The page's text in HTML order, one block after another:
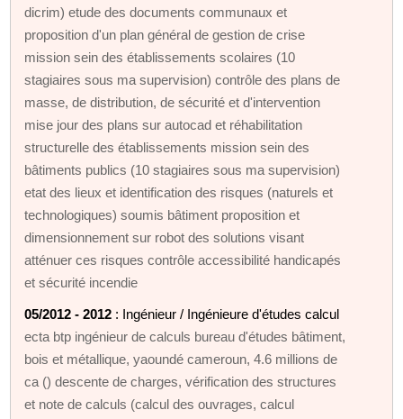
dicrim) etude des documents communaux et
proposition d'un plan général de gestion de crise
mission sein des établissements scolaires (10
stagiaires sous ma supervision) contrôle des plans de
masse, de distribution, de sécurité et d'intervention
mise jour des plans sur autocad et réhabilitation
structurelle des établissements mission sein des
bâtiments publics (10 stagiaires sous ma supervision)
etat des lieux et identification des risques (naturels et
technologiques) soumis bâtiment proposition et
dimensionnement sur robot des solutions visant
atténuer ces risques contrôle accessibilité handicapés
et sécurité incendie
05/2012 - 2012 : Ingénieur / Ingénieure d'études calcul
ecta btp ingénieur de calculs bureau d'études bâtiment,
bois et métallique, yaoundé cameroun, 4.6 millions de
ca () descente de charges, vérification des structures
et note de calculs (calcul des ouvrages, calcul